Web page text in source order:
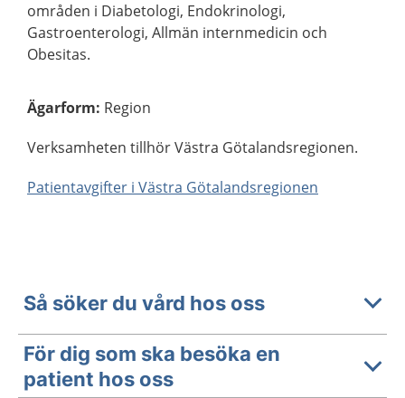
områden i Diabetologi, Endokrinologi,
Gastroenterologi, Allmän internmedicin och
Obesitas.
Ägarform: Region
Verksamheten tillhör Västra Götalandsregionen.
Patientavgifter i Västra Götalandsregionen
Så söker du vård hos oss
För dig som ska besöka en
patient hos oss